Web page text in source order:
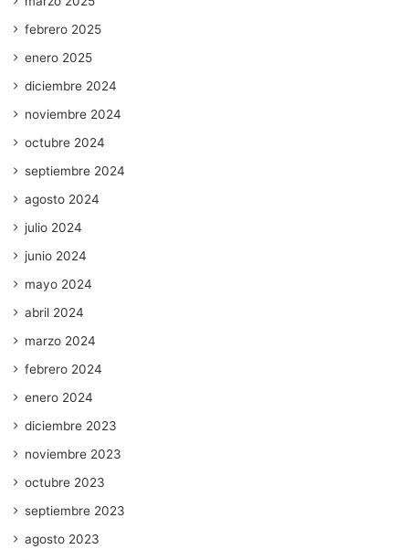
febrero 2025
enero 2025
diciembre 2024
noviembre 2024
octubre 2024
septiembre 2024
agosto 2024
julio 2024
junio 2024
mayo 2024
abril 2024
marzo 2024
febrero 2024
enero 2024
diciembre 2023
noviembre 2023
octubre 2023
septiembre 2023
agosto 2023